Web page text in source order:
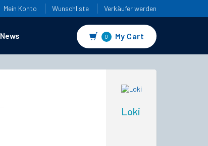
Mein Konto Wunschliste Verkäufer werden
News 0 My Cart
Loki